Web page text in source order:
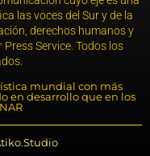
las voces del Sur y de la
derechos humanos y
Service. Todos los
mundial con más
en desarrollo que en los